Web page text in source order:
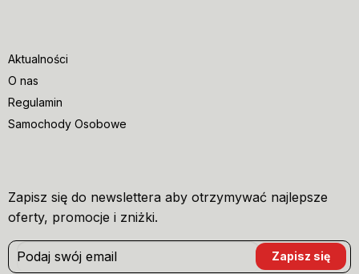
Aktualności
O nas
Regulamin
Samochody Osobowe
Zapisz się do newslettera aby otrzymywać najlepsze
oferty, promocje i zniżki.